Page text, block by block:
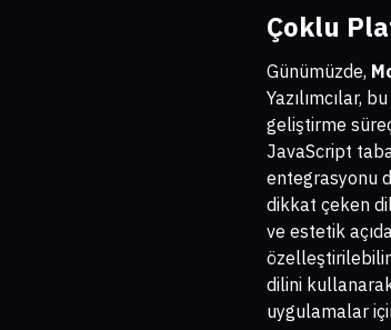
Çoklu
Günümüzde,
Yazılımcılar,
geliştirme
JavaScript
entegrasyonu
dikkat çeken
ve estetik
dilini
uygulamalar